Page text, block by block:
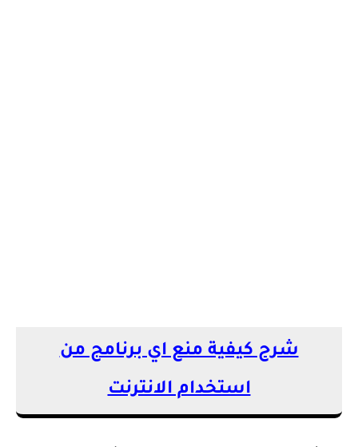
شرح كيفية منع اي برنامج من
استخدام الانترنت